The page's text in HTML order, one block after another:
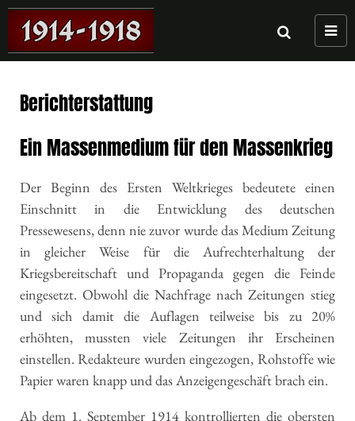
Berichterstattung
Ein Massenmedium für den Massenkrieg
Der Beginn des Ersten Weltkrieges bedeutete einen
Einschnitt in die Entwicklung des deutschen
Pressewesens, denn nie zuvor wurde das Medium Zeitung
in gleicher Weise für die Aufrechterhaltung der
Kriegsbereitschaft und Propaganda gegen die Feinde
eingesetzt. Obwohl die Nachfrage nach Zeitungen stieg
und sich damit die Auflagen teilweise bis zu 20%
erhöhten, mussten viele Zeitungen ihr Erscheinen
einstellen. Redakteure wurden eingezogen, Rohstoffe wie
Papier waren knapp und das Anzeigengeschäft brach ein.
Ab dem 1. September 1914 kontrollierten die obersten